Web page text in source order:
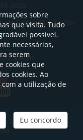
3026
de Segunda à Sexta-
é fornecida por
sobre
que visita. Tudo
possível.
necessários,
serem
cookies que
cookies. Ao
a utilização de
Eu concordo